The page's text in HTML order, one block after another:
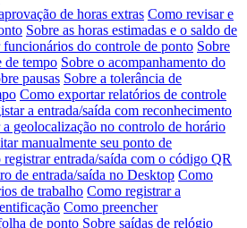
de horas extras Como revisar e
Sobre as horas estimadas e o saldo de
do controle de ponto Sobre
de tempo Sobre o acompanhamento do
pausas Sobre a tolerância de
Como exportar relatórios de controle
a entrada/saída com reconhecimento
geolocalização no controlo de horário
manualmente seu ponto de
registrar entrada/saída com o código QR
de entrada/saída no Desktop Como
de trabalho Como registrar a
Como preencher
de ponto Sobre saídas de relógio